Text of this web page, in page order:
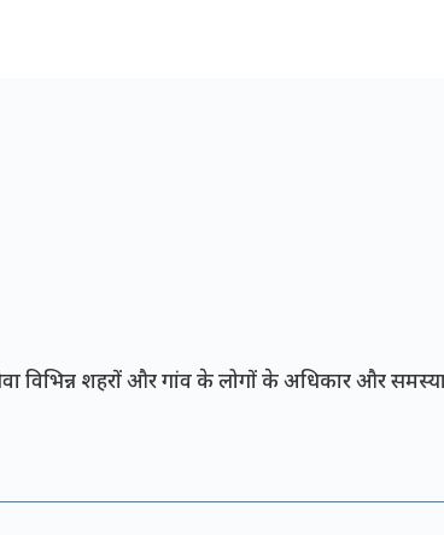
विभिन्न शहरों और गांव के लोगों के अधिकार और